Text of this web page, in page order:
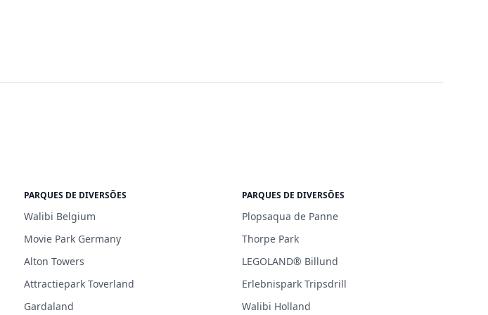
PARQUES DE DIVERSÕES
Walibi Belgium
Movie Park Germany
Alton Towers
Attractiepark Toverland
Gardaland
PARQUES DE DIVERSÕES
Plopsaqua de Panne
Thorpe Park
LEGOLAND® Billund
Erlebnispark Tripsdrill
Walibi Holland